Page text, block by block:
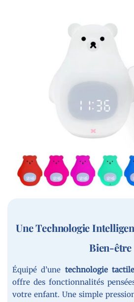
Une Technologie
Bien-être
Équipé d’une technologie
offre des fonctionnalités
votre enfant. Une simple